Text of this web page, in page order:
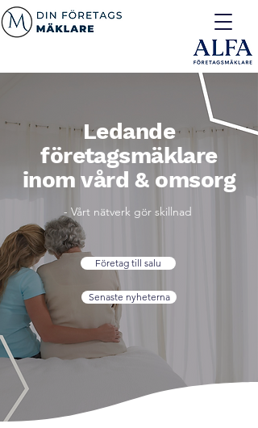
Ledande
företagsmäklare
inom vård & omsorg
- Vårt nätverk gör skillnad
Företag till salu
Senaste nyheterna